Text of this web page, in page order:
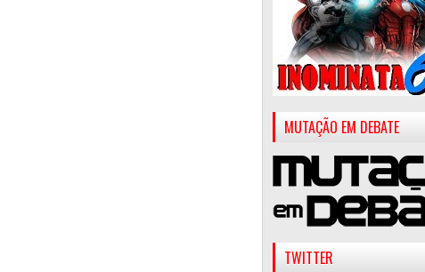
MUTAÇÃO EM DEBATE
TWITTER